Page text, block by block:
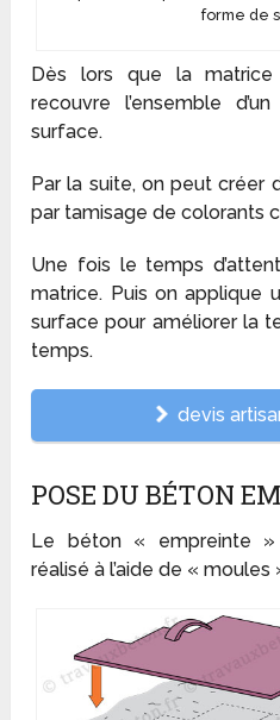
forme de
Dès lors que la
recouvre l’ensemble
surface.
Par la suite, on peut créer
par tamisage de colorants
Une fois le temps
matrice. Puis on applique
surface pour améliorer la
temps.
devis
POSE DU BÉTON
Le béton « empreinte
réalisé à l’aide de « moules